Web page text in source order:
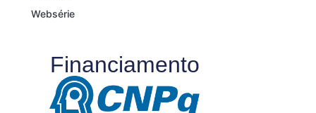
Websérie
Financiamento